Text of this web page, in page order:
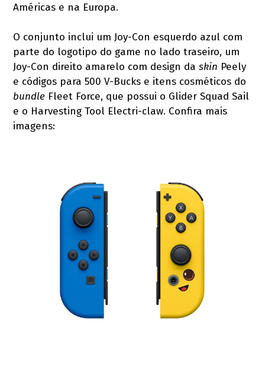
Américas e na Europa.
O conjunto inclui um Joy-Con esquerdo azul com
parte do logotipo do game no lado traseiro, um
Joy-Con direito amarelo com design daskin Peely
e códigos para 500 V-Bucks e itens cosméticos do
bundle Fleet Force, que possui o Glider Squad Sail
e o Harvesting Tool Electri-claw. Confira mais
imagens: